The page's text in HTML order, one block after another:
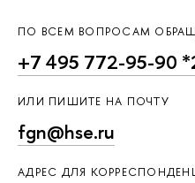
ПО ВСЕМ ВОПРОСАМ
+7 495 772-95-90
ИЛИ ПИШИТЕ НА ПОЧТУ
fgn@hse.ru
АДРЕС ДЛЯ